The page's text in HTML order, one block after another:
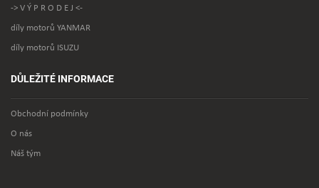
-> V Ý P R O D E J <-
díly motorů YANMAR
díly motorů ISUZU
DŮLEŽITÉ INFORMACE
Obchodní podmínky
O nás
Náš tým